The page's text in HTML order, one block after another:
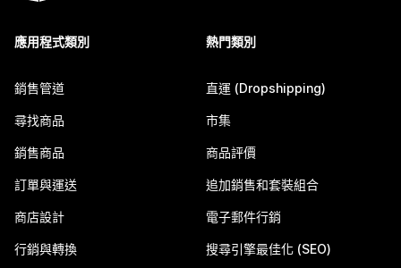
應用程式類別
銷售管道
尋找商品
銷售商品
訂單與運送
商店設計
行銷與轉換
熱門類別
直運 (Dropshipping)
市集
商品評價
追加銷售和套裝組合
電子郵件行銷
搜尋引擎最佳化 (SEO)